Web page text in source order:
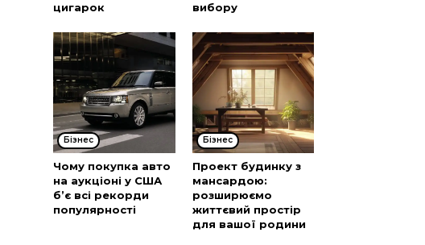
цигарок
вибору
Бізнес
Чому покупка авто
на аукціоні у США
б’є всі рекорди
популярності
Бізнес
Проект будинку з
мансардою:
розширюємо
життєвий простір
для вашої родини